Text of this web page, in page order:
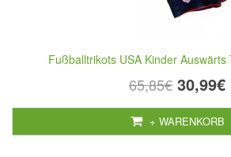
Fußballtrikots USA Kinder Auswärts
65,85€ 30,99€
+ WARENKORB